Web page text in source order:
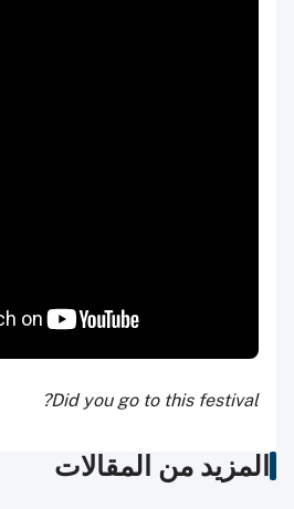
Did you go to this festival?
المزيد من المقالات